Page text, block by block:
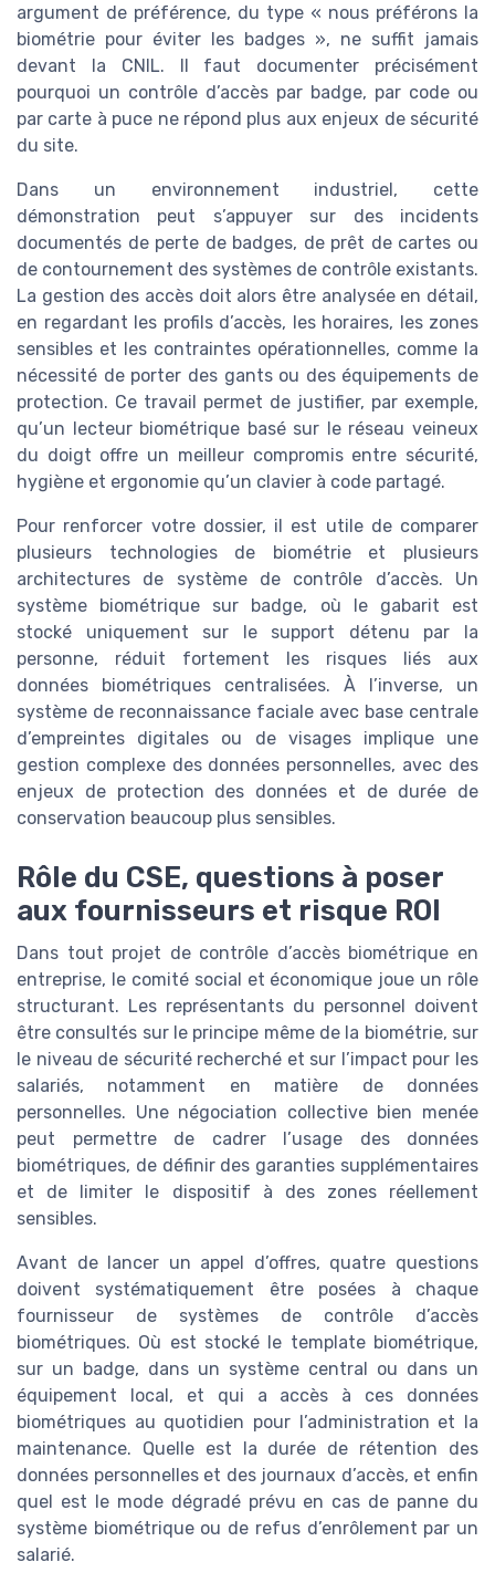
argument de préférence, du type « nous préférons la
biométrie pour éviter les badges », ne suffit jamais
devant la CNIL. Il faut documenter précisément
pourquoi un contrôle d’accès par badge, par code ou
par carte à puce ne répond plus aux enjeux de sécurité
du site.
Dans un environnement industriel, cette
démonstration peut s’appuyer sur des incidents
documentés de perte de badges, de prêt de cartes ou
de contournement des systèmes de contrôle existants.
La gestion des accès doit alors être analysée en détail,
en regardant les profils d’accès, les horaires, les zones
sensibles et les contraintes opérationnelles, comme la
nécessité de porter des gants ou des équipements de
protection. Ce travail permet de justifier, par exemple,
qu’un lecteur biométrique basé sur le réseau veineux
du doigt offre un meilleur compromis entre sécurité,
hygiène et ergonomie qu’un clavier à code partagé.
Pour renforcer votre dossier, il est utile de comparer
plusieurs technologies de biométrie et plusieurs
architectures de système de contrôle d’accès. Un
système biométrique sur badge, où le gabarit est
stocké uniquement sur le support détenu par la
personne, réduit fortement les risques liés aux
données biométriques centralisées. À l’inverse, un
système de reconnaissance faciale avec base centrale
d’empreintes digitales ou de visages implique une
gestion complexe des données personnelles, avec des
enjeux de protection des données et de durée de
conservation beaucoup plus sensibles.
Rôle du CSE, questions à poser
aux fournisseurs et risque ROI
Dans tout projet de contrôle d’accès biométrique en
entreprise, le comité social et économique joue un rôle
structurant. Les représentants du personnel doivent
être consultés sur le principe même de la biométrie, sur
le niveau de sécurité recherché et sur l’impact pour les
salariés, notamment en matière de données
personnelles. Une négociation collective bien menée
peut permettre de cadrer l’usage des données
biométriques, de définir des garanties supplémentaires
et de limiter le dispositif à des zones réellement
sensibles.
Avant de lancer un appel d’offres, quatre questions
doivent systématiquement être posées à chaque
fournisseur de systèmes de contrôle d’accès
biométriques. Où est stocké le template biométrique,
sur un badge, dans un système central ou dans un
équipement local, et qui a accès à ces données
biométriques au quotidien pour l’administration et la
maintenance. Quelle est la durée de rétention des
données personnelles et des journaux d’accès, et enfin
quel est le mode dégradé prévu en cas de panne du
système biométrique ou de refus d’enrôlement par un
salarié.